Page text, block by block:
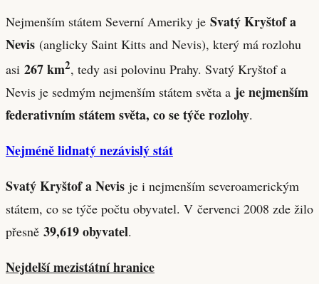
Nejmenším státem Severní Ameriky je Svatý Kryštof a
Nevis (anglicky Saint Kitts and Nevis), který má rozlohu
asi 267 km2, tedy asi polovinu Prahy. Svatý Kryštof a
Nevis je sedmým nejmenším státem světa a je nejmenším
federativním státem světa, co se týče rozlohy.
Nejméně lidnatý nezávislý stát
Svatý Kryštof a Nevis je i nejmenším severoamerickým
státem, co se týče počtu obyvatel. V červenci 2008 zde žilo
přesně 39,619 obyvatel.
Nejdelší mezistátní hranice